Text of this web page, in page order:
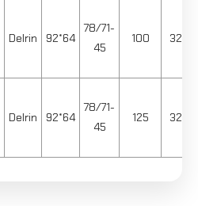
Delrin 92*64
78/71-
45
100 32
Delrin 92*64
78/71-
45
125 32